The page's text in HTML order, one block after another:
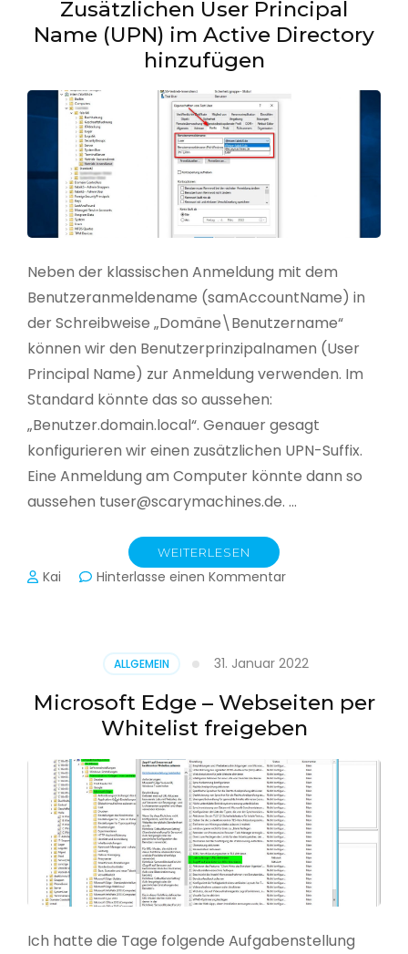
Zusätzlichen User Principal
Name (UPN) im Active Directory
hinzufügen
Neben der klassischen Anmeldung mit dem
Benutzeranmeldename (samAccountName) in
der Schreibweise „Domäne\Benutzername“
können wir den Benutzerprinzipalnamen (User
Principal Name) zur Anmeldung verwenden. Im
Standard könnte das so aussehen:
„Benutzer.domain.local“. Genauer gesagt
konfigurieren wir einen zusätzlichen UPN-Suffix.
Eine Anmeldung am Computer könnte dann so
aussehen tuser@scarymachines.de. …
WEITERLESEN
Kai Hinterlasse einen Kommentarzu
(UPN)
im
Active
Directory
ALLGEMEIN 31. Januar 2022
Microsoft Edge – Webseiten per
Whitelist freigeben
Ich hatte die Tage folgende Aufgabenstellung